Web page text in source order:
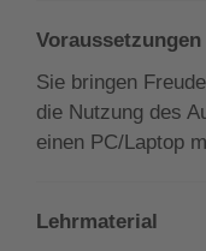
Voraussetzungen
Sie bringen
die Nutzung des
einen PC/Laptop
Lehrmaterial